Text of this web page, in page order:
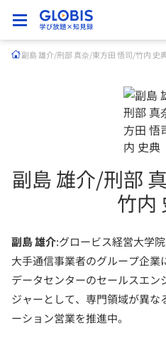
副島 雄介/刑部 真奈/東方田 悟司/竹内 史
副島 雄介/刑部
竹内
副島 雄介:グロービス経営大学院
大手通信事業者のグループ企業
データセンターのセールスエ
ジャーとして、専門領域が異な
ーション営業を推進中。